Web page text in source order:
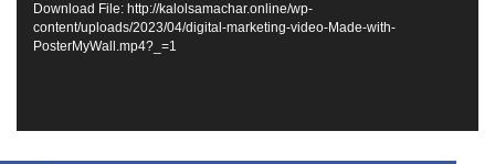
Download File: http://kalolsamachar.online/wp-
content/uploads/2023/04/digital-marketing-video-Made-with-
PosterMyWall.mp4?_=1